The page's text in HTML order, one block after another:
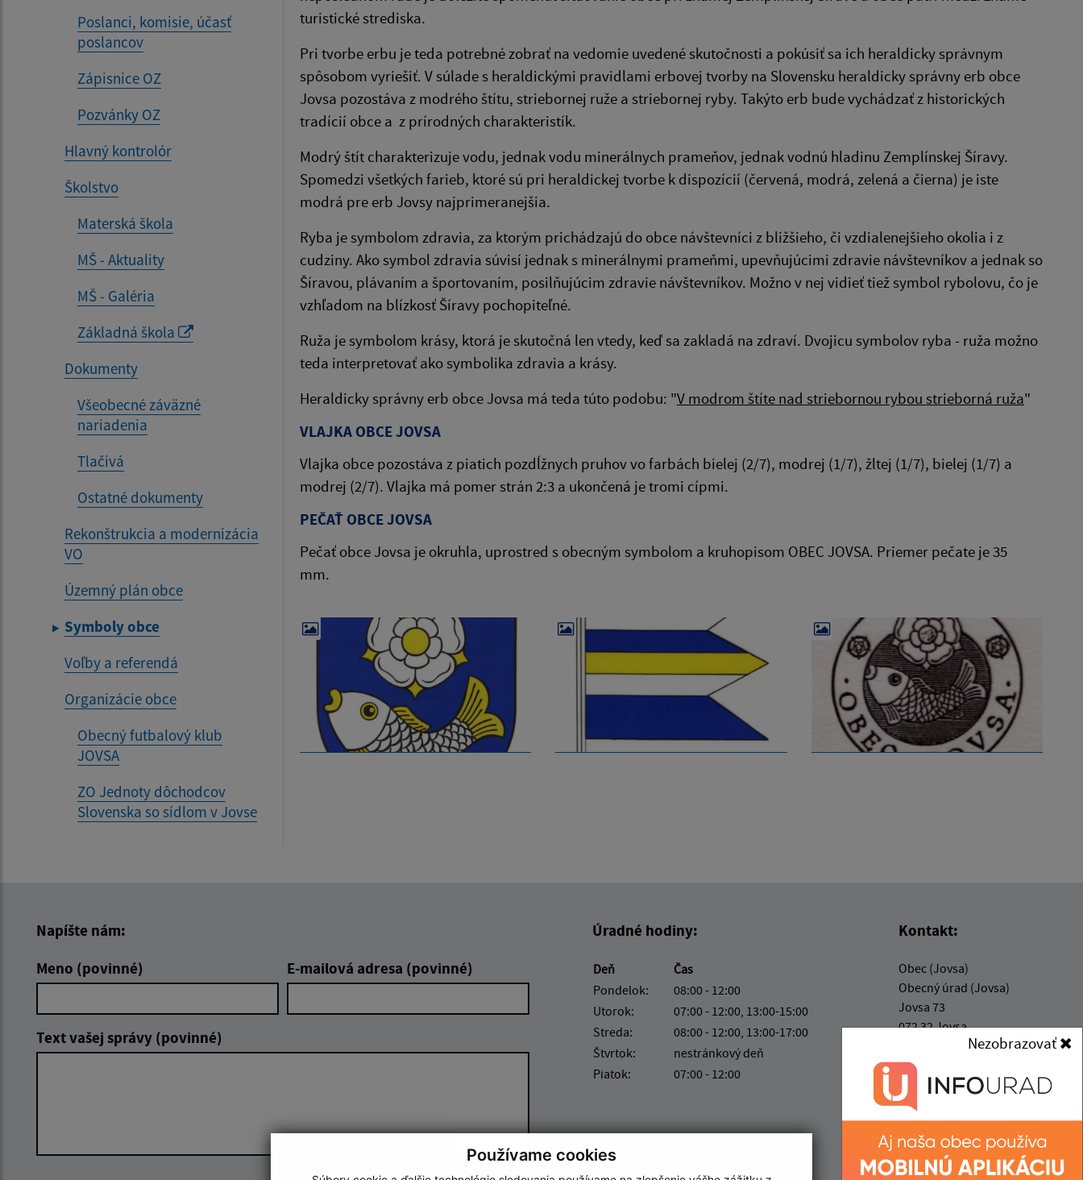
Používame cookies
Poslanci, komisie, účasť
poslancov
Zápisnice OZ
Pozvánky OZ
Hlavný kontrolór
Školstvo
Materská škola
MŠ - Aktuality
MŠ - Galéria
Základná škola
Dokumenty
Všeobecné záväzné
nariadenia
Tlačivá
Ostatné dokumenty
Rekonštrukcia a modernizácia
VO
Územný plán obce
Symboly obce
Voľby a referendá
Organizácie obce
Obecný futbalový klub
JOVSA
ZO Jednoty dôchodcov
Slovenska so sídlom v Jovse
turistické strediska.
Pri tvorbe erbu je teda potrebné zobrať na vedomie uvedené skutočnosti a pokúsiť sa ich heraldicky správnym
spôsobom vyriešiť. V súlade s heraldickými pravidlami erbovej tvorby na Slovensku heraldicky správny erb obce
Jovsa pozostáva z modrého štítu, striebornej ruže a striebornej ryby. Takýto erb bude vychádzať z historických
tradícií obce a z prírodných charakteristík.
Modrý štít charakterizuje vodu, jednak vodu minerálnych prameňov, jednak vodnú hladinu Zemplínskej Šíravy.
Spomedzi všetkých farieb, ktoré sú pri heraldickej tvorbe k dispozícií (červená, modrá, zelená a čierna) je iste
modrá pre erb Jovsy najprimeranejšia.
Ryba je symbolom zdravia, za ktorým prichádzajú do obce návštevníci z bližšieho, či vzdialenejšieho okolia i z
cudziny. Ako symbol zdravia súvisí jednak s minerálnymi prameňmi, upevňujúcimi zdravie návštevníkov a jednak so
Šíravou, plávaním a športovaním, posilňujúcim zdravie návštevníkov. Možno v nej vidieť tiež symbol rybolovu, čo je
vzhľadom na blízkosť Šíravy pochopiteľné.
Ruža je symbolom krásy, ktorá je skutočná len vtedy, keď sa zakladá na zdraví. Dvojicu symbolov ryba - ruža možno
teda interpretovať ako symbolika zdravia a krásy.
Heraldicky správny erb obce Jovsa má teda túto podobu: "V modrom štíte nad striebornou rybou strieborná ruža"
VLAJKA OBCE JOVSA
Vlajka obce pozostáva z piatich pozdĺžnych pruhov vo farbách bielej (2/7), modrej (1/7), žltej (1/7), bielej (1/7) a
modrej (2/7). Vlajka má pomer strán 2:3 a ukončená je tromi cípmi.
PEČAŤ OBCE JOVSA
Pečať obce Jovsa je okruhla, uprostred s obecným symbolom a kruhopisom OBEC JOVSA. Priemer pečate je 35
mm.
Napíšte nám:
Meno (povinné)
E-mailová adresa (povinné)
Text vašej správy (povinné)
Úradné hodiny:
Deň
Čas
Pondelok:
08:00 - 12:00
Utorok:
07:00 - 12:00, 13:00-15:00
Streda:
08:00 - 12:00, 13:00-17:00
Štvrtok:
nestránkový deň
Piatok:
07:00 - 12:00
Kontakt:
Obec (Jovsa)
Obecný úrad (Jovsa)
Jovsa 73
072 32 Jovsa
jovsa@obecjovsa.sk
+421 56 698 33 80
IČO: 00325279
Nezobrazovať